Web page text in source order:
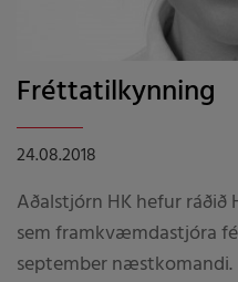
Fréttatilkynning
24.08.2018
Aðalstjórn HK hefur
sem framkvæmdastjóra
september næstkomandi.